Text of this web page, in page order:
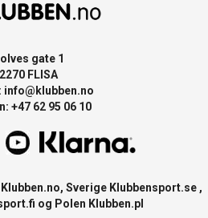
gate 1
2270 FLISA
info@klubben.no
+47 62 95 06 10
Klubben.no, Sverige Klubbensport.se ,
og Polen Klubben.pl